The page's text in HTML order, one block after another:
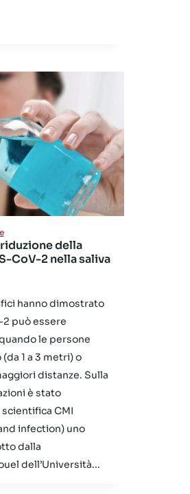
della
CoV-2 nella saliva
hanno dimostrato
2 può essere
le persone
1 a 3 metri) o
distanze. Sulla
è stato
CMI
infection) uno
dalla
dell’Università...